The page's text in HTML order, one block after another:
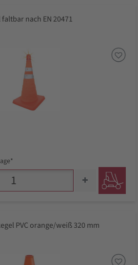
nach EN 20471
PVC orange/weiß 320 mm